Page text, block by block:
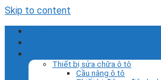
Skip to content
Thiết bị sửa chữa ô tô
Cầu nâng ô tô